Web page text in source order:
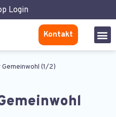
Login
Kontakt
(1/2)